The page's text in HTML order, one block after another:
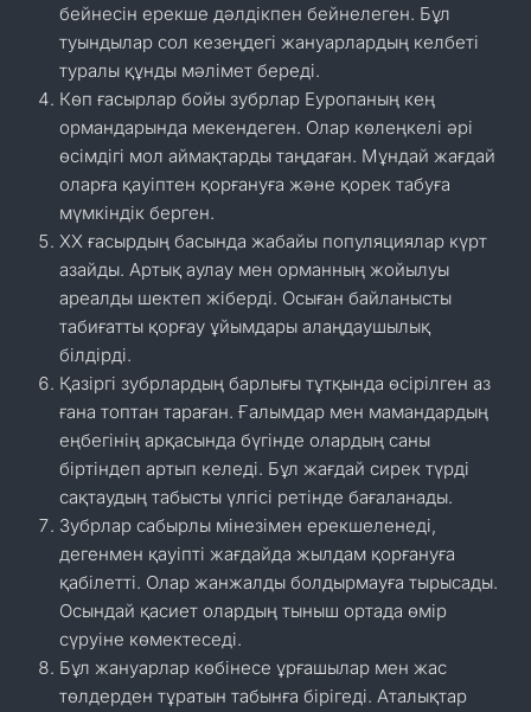
бейнесін ерекше дәлдікпен бейнелеген. Бұл
туындылар сол кезеңдегі жануарлардың келбеті
туралы құнды мәлімет береді.
Көп ғасырлар бойы зубрлар Еуропаның кең
ормандарында мекендеген. Олар көлеңкелі әрі
өсімдігі мол аймақтарды таңдаған. Мұндай жағдай
оларға қауіптен қорғануға және қорек табуға
мүмкіндік берген.
XX ғасырдың басында жабайы популяциялар күрт
азайды. Артық аулау мен орманның жойылуы
ареалды шектеп жіберді. Осыған байланысты
табиғатты қорғау ұйымдары алаңдаушылық
білдірді.
Қазіргі зубрлардың барлығы тұтқында өсірілген аз
ғана топтан тараған. Ғалымдар мен мамандардың
еңбегінің арқасында бүгінде олардың саны
біртіндеп артып келеді. Бұл жағдай сирек түрді
сақтаудың табысты үлгісі ретінде бағаланады.
Зубрлар сабырлы мінезімен ерекшеленеді,
дегенмен қауіпті жағдайда жылдам қорғануға
қабілетті. Олар жанжалды болдырмауға тырысады.
Осындай қасиет олардың тыныш ортада өмір
сүруіне көмектеседі.
Бұл жануарлар көбінесе ұрғашылар мен жас
төлдерден тұратын табынға бірігеді. Аталықтар